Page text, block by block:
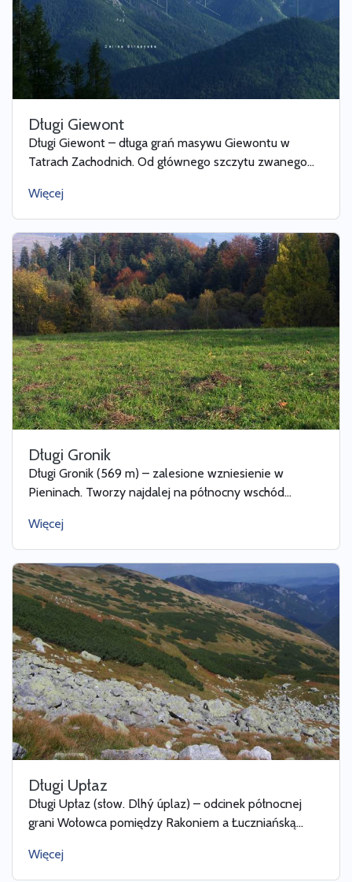
Długi Giewont
Długi Giewont – długa grań masywu Giewontu w
Tatrach Zachodnich. Od głównego szczytu zwanego...
Więcej
Długi Gronik
Długi Gronik (569 m) – zalesione wzniesienie w
Pieninach. Tworzy najdalej na północny wschód...
Więcej
Długi Upłaz
Długi Upłaz (słow. Dlhý úplaz) – odcinek północnej
grani Wołowca pomiędzy Rakoniem a Łuczniańską...
Więcej